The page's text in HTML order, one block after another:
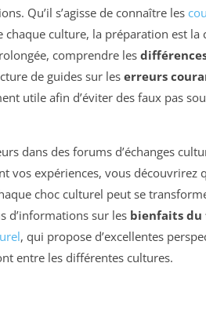
Qu’il s’agisse de connaître les
chaque culture, la préparation est la
comprendre les
de guides sur les erreurs
utile afin d’éviter des faux pas
dans des forums d’échanges
expériences, vous découvrirez
choc culturel peut se
d’informations sur les bienfaits du
, qui propose d’excellentes
entre les différentes cultures.